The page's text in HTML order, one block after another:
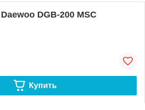
DGB-200 MSC
Купить